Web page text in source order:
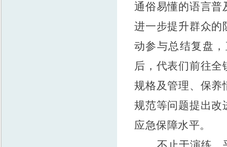
通俗易懂的语言普
进一步提升群众的
动参与总结复盘
后，代表们前往
规格及管理、保养
规范等问题提出改
应急保障水平。